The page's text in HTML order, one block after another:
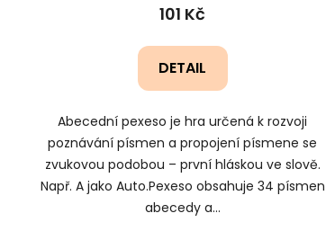
101 Kč
DETAIL
Abecední pexeso je hra určená k rozvoji
poznávání písmen a propojení písmene se
zvukovou podobou – první hláskou ve slově.
Např. A jako Auto.Pexeso obsahuje 34 písmen
abecedy a...